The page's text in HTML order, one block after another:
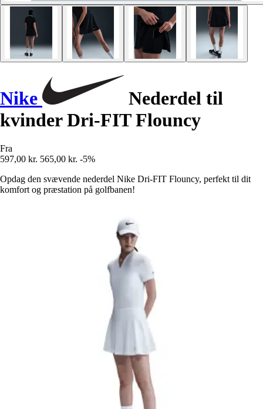
Nike
Nederdel til
kvinder Dri-FIT Flouncy
Fra
597,00 kr. 565,00 kr. -5%
Opdag den svævende nederdel Nike Dri-FIT Flouncy, perfekt til dit
komfort og præstation på golfbanen!